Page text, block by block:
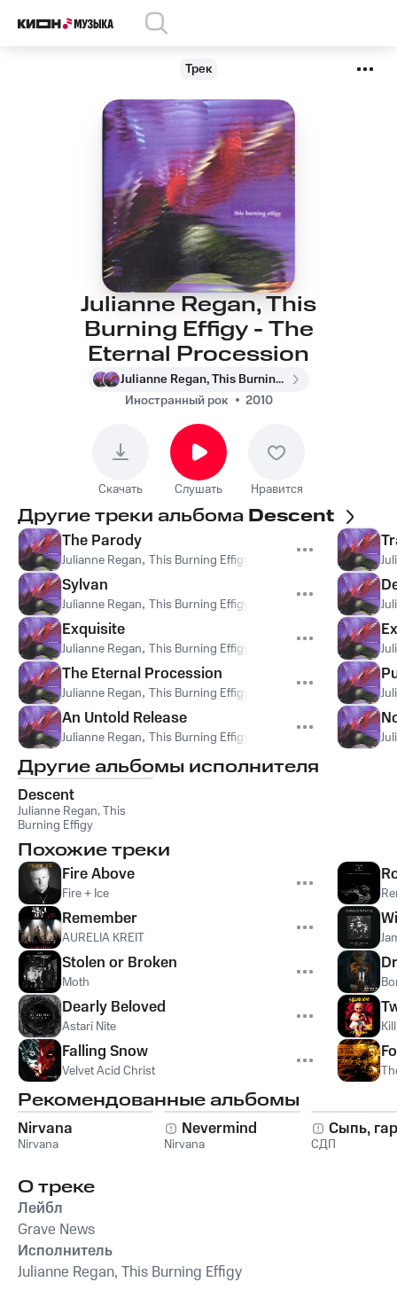
Трек
Julianne Regan, This
Burning Effigy - The
Eternal Procession
Julianne Regan, This Burning Effigy
Иностранный рок
2010
Скачать Слушать Нравится
Другие треки альбома Descent
The Parody
Julianne Regan, This Burning Effigy
Sylvan
Julianne Regan, This Burning Effigy
Exquisite
Julianne Regan, This Burning Effigy
The Eternal Procession
Julianne Regan, This Burning Effigy
An Untold Release
Julianne Regan, This Burning Effigy
Другие альбомы исполнителя
Descent
Julianne Regan,This
Burning Effigy
Похожие треки
Fire Above
Fire + Ice
Remember
AURELIA KREIT
Stolen or Broken
Moth
Dearly Beloved
Astari Nite
Falling Snow
Velvet Acid Christ
Рекомендованные альбомы
Nirvana
Nirvana
Nevermind
Nirvana
Сыпь,
СДП
О треке
Лейбл
Grave News
Исполнитель
Julianne Regan, This Burning Effigy